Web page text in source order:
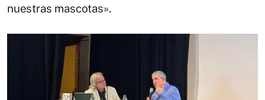
nuestras mascotas».